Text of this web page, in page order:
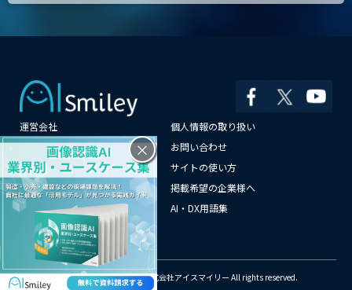
運営会社
個人情報の取り扱い
よくある質問
お問い合わせ
メールマガジン登録
サイトの使い方
情報提供はこちらから
掲載希望の企業様へ
AI企業一覧
AI・DX用語集
サイトマップ
© Copyright 2018-2026 株式会社アイスマイリー All rights reserved.
×